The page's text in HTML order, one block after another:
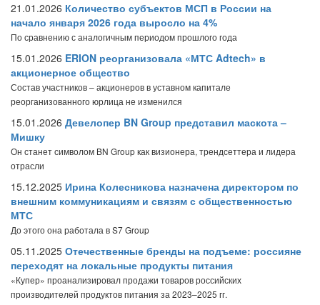
21.01.2026 Количество субъектов МСП в России на
начало января 2026 года выросло на 4%
По сравнению с аналогичным периодом прошлого года
15.01.2026 ERION реорганизовала «МТС Adtech» в
акционерное общество
Состав участников – акционеров в уставном капитале
реорганизованного юрлица не изменился
15.01.2026 Девелопер BN Group представил маскота –
Мишку
Он станет символом BN Group как визионера, трендсеттера и лидера
отрасли
15.12.2025 Ирина Колесникова назначена директором по
внешним коммуникациям и связям с общественностью
МТС
До этого она работала в S7 Group
05.11.2025 Отечественные бренды на подъеме: россияне
переходят на локальные продукты питания
«Купер» проанализировал продажи товаров российских
производителей продуктов питания за 2023–2025 гг.